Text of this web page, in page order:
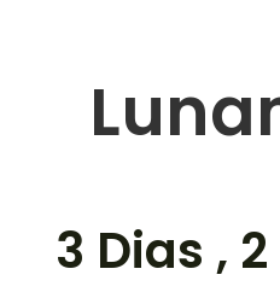
3 Dias ,